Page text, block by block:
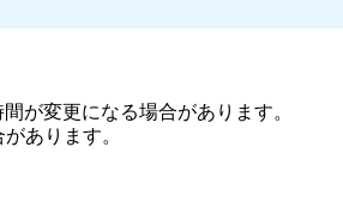
変更になる場合があります。
あります。